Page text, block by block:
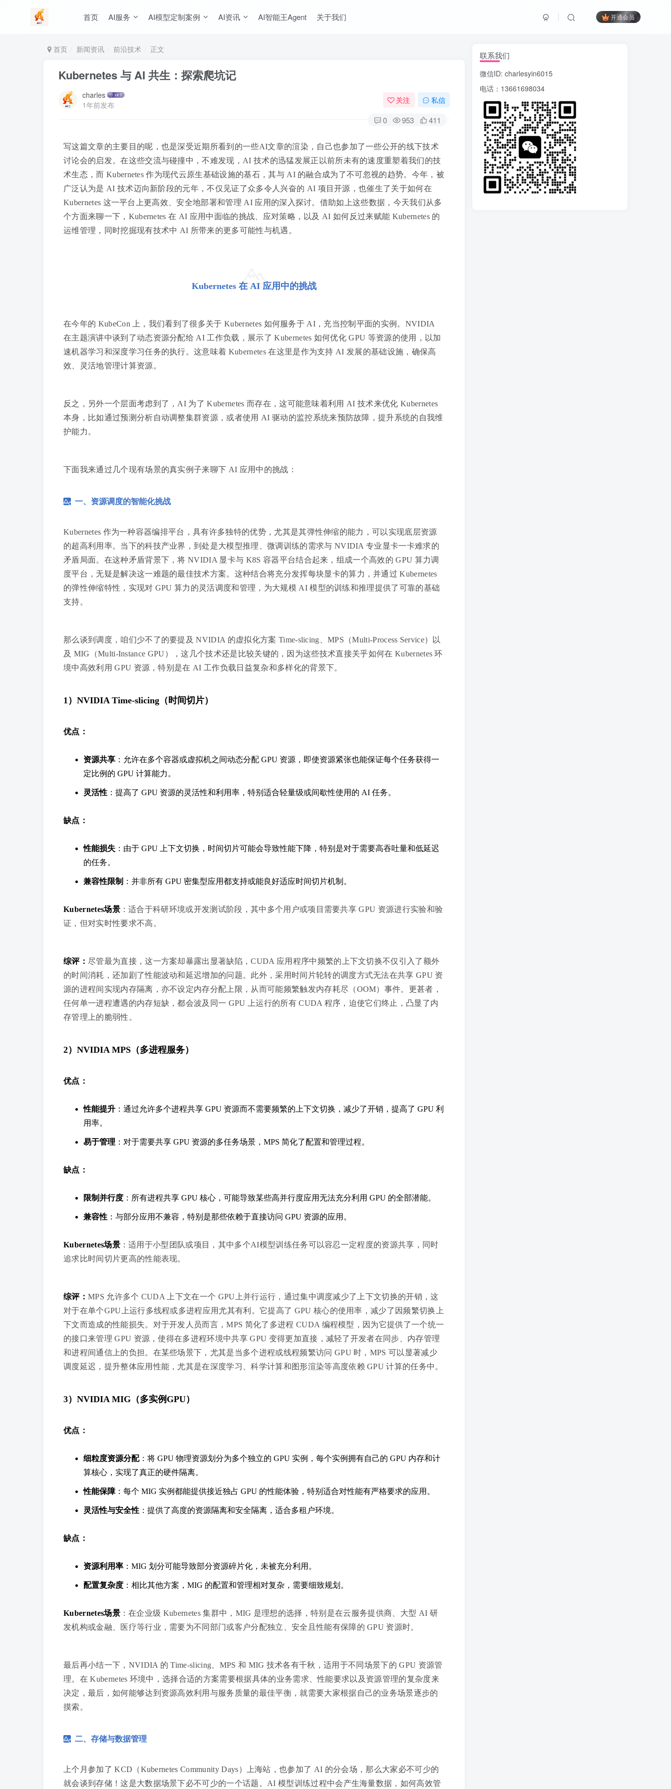
首页 AI服务 AI模型定制案例 AI资讯 AI智能王Agent 关于我们 开通会员
首页 新闻资讯 前沿技术 正文
Kubernetes 与 AI 共生：探索爬坑记
charles
1年前发布
关注 私信
0 953 411
写这篇文章的主要目的呢，也是深受近期所看到的一些AI文章的渲染，自己也参加了一些公开的线下技术
讨论会的启发。在这些交流与碰撞中，不难发现，AI 技术的迅猛发展正以前所未有的速度重塑着我们的技
术生态，而 Kubernetes 作为现代云原生基础设施的基石，其与 AI 的融合成为了不可忽视的趋势。今年，被
广泛认为是 AI 技术迈向新阶段的元年，不仅见证了众多令人兴奋的 AI 项目开源，也催生了关于如何在
Kubernetes 这一平台上更高效、安全地部署和管理 AI 应用的深入探讨。借助如上这些数据，今天我们从多
个方面来聊一下，Kubernetes 在 AI 应用中面临的挑战、应对策略，以及 AI 如何反过来赋能 Kubernetes 的
运维管理，同时挖掘现有技术中 AI 所带来的更多可能性与机遇。
Kubernetes 在 AI 应用中的挑战
在今年的 KubeCon 上，我们看到了很多关于 Kubernetes 如何服务于 AI，充当控制平面的实例。NVIDIA
在主题演讲中谈到了动态资源分配给 AI 工作负载，展示了 Kubernetes 如何优化 GPU 等资源的使用，以加
速机器学习和深度学习任务的执行。这意味着 Kubernetes 在这里是作为支持 AI 发展的基础设施，确保高
效、灵活地管理计算资源。
反之，另外一个层面考虑到了，AI 为了 Kubernetes 而存在，这可能意味着利用 AI 技术来优化 Kubernetes
本身，比如通过预测分析自动调整集群资源，或者使用 AI 驱动的监控系统来预防故障，提升系统的自我维
护能力。
下面我来通过几个现有场景的真实例子来聊下 AI 应用中的挑战：
一、资源调度的智能化挑战
Kubernetes 作为一种容器编排平台，具有许多独特的优势，尤其是其弹性伸缩的能力，可以实现底层资源
的超高利用率。当下的科技产业界，到处是大模型推理、微调训练的需求与 NVIDIA 专业显卡一卡难求的
矛盾局面。在这种矛盾背景下，将 NVIDIA 显卡与 K8S 容器平台结合起来，组成一个高效的 GPU 算力调
度平台，无疑是解决这一难题的最佳技术方案。这种结合将充分发挥每块显卡的算力，并通过 Kubernetes
的弹性伸缩特性，实现对 GPU 算力的灵活调度和管理，为大规模 AI 模型的训练和推理提供了可靠的基础
支持。
那么谈到调度，咱们少不了的要提及 NVIDIA 的虚拟化方案 Time-slicing、MPS（Multi-Process Service）以
及 MIG（Multi-Instance GPU），这几个技术还是比较关键的，因为这些技术直接关乎如何在 Kubernetes 环
境中高效利用 GPU 资源，特别是在 AI 工作负载日益复杂和多样化的背景下。
1）NVIDIA Time-slicing（时间切片）
优点：
资源共享 ：允许在多个容器或虚拟机之间动态分配 GPU 资源，即使资源紧张也能保证每个任务获得一
定比例的 GPU 计算能力。
灵活性 ：提高了 GPU 资源的灵活性和利用率，特别适合轻量级或间歇性使用的 AI 任务。
缺点：
性能损失 ：由于 GPU 上下文切换，时间切片可能会导致性能下降，特别是对于需要高吞吐量和低延迟
的任务。
兼容性限制 ：并非所有 GPU 密集型应用都支持或能良好适应时间切片机制。
Kubernetes场景：适合于科研环境或开发测试阶段，其中多个用户或项目需要共享 GPU 资源进行实验和验
证，但对实时性要求不高。
综评： 尽管最为直接，这一方案却暴露出显著缺陷，CUDA 应用程序中频繁的上下文切换不仅引入了额外
的时间消耗，还加剧了性能波动和延迟增加的问题。此外，采用时间片轮转的调度方式无法在共享 GPU 资
源的进程间实现内存隔离，亦不设定内存分配上限，从而可能频繁触发内存耗尽（OOM）事件。更甚者，
任何单一进程遭遇的内存短缺，都会波及同一 GPU 上运行的所有 CUDA 程序，迫使它们终止，凸显了内
存管理上的脆弱性。
2）NVIDIA MPS（多进程服务）
优点：
性能提升 ：通过允许多个进程共享 GPU 资源而不需要频繁的上下文切换，减少了开销，提高了 GPU 利
用率。
易于管理 ：对于需要共享 GPU 资源的多任务场景，MPS 简化了配置和管理过程。
缺点：
限制并行度 ：所有进程共享 GPU 核心，可能导致某些高并行度应用无法充分利用 GPU 的全部潜能。
兼容性 ：与部分应用不兼容，特别是那些依赖于直接访问 GPU 资源的应用。
Kubernetes场景：适用于小型团队或项目，其中多个AI模型训练任务可以容忍一定程度的资源共享，同时
追求比时间切片更高的性能表现。
综评： MPS 允许多个 CUDA 上下文在一个 GPU上并行运行，通过集中调度减少了上下文切换的开销，这
对于在单个GPU上运行多线程或多进程应用尤其有利。它提高了 GPU 核心的使用率，减少了因频繁切换上
下文而造成的性能损失。对于开发人员而言，MPS 简化了多进程 CUDA 编程模型，因为它提供了一个统一
的接口来管理 GPU 资源，使得在多进程环境中共享 GPU 变得更加直接，减轻了开发者在同步、内存管理
和进程间通信上的负担。在某些场景下，尤其是当多个进程或线程频繁访问 GPU 时，MPS 可以显著减少
调度延迟，提升整体应用性能，尤其是在深度学习、科学计算和图形渲染等高度依赖 GPU 计算的任务中。
3）NVIDIA MIG（多实例GPU）
优点：
细粒度资源分配：将 GPU 物理资源划分为多个独立的 GPU 实例，每个实例拥有自己的 GPU 内存和计
算核心，实现了真正的硬件隔离。
性能保障：每个 MIG 实例都能提供接近独占 GPU 的性能体验，特别适合对性能有严格要求的应用。
灵活性与安全性 ：提供了高度的资源隔离和安全隔离，适合多租户环境。
缺点：
资源利用率 ：MIG 划分可能导致部分资源碎片化，未被充分利用。
配置复杂度 ：相比其他方案，MIG 的配置和管理相对复杂，需要细致规划。
Kubernetes场景：在企业级 Kubernetes 集群中，MIG 是理想的选择，特别是在云服务提供商、大型 AI 研
发机构或金融、医疗等行业，需要为不同部门或客户分配独立、安全且性能有保障的 GPU 资源时。
最后再小结一下，NVIDIA 的 Time-slicing、MPS 和 MIG 技术各有千秋，适用于不同场景下的 GPU 资源管
理。在 Kubernetes 环境中，选择合适的方案需要根据具体的业务需求、性能要求以及资源管理的复杂度来
决定，最后，如何能够达到资源高效利用与服务质量的最佳平衡，就需要大家根据自己的业务场景逐步的
摸索。
二、存储与数据管理
上个月参加了 KCD（Kubernetes Community Days）上海站，也参加了 AI 的分会场，那么大家必不可少的
就会谈到存储！这是大数据场景下必不可少的一个话题。AI 模型训练过程中会产生海量数据，如何高效管
联系我们
微信ID: charlesyin6015
电话：13661698034